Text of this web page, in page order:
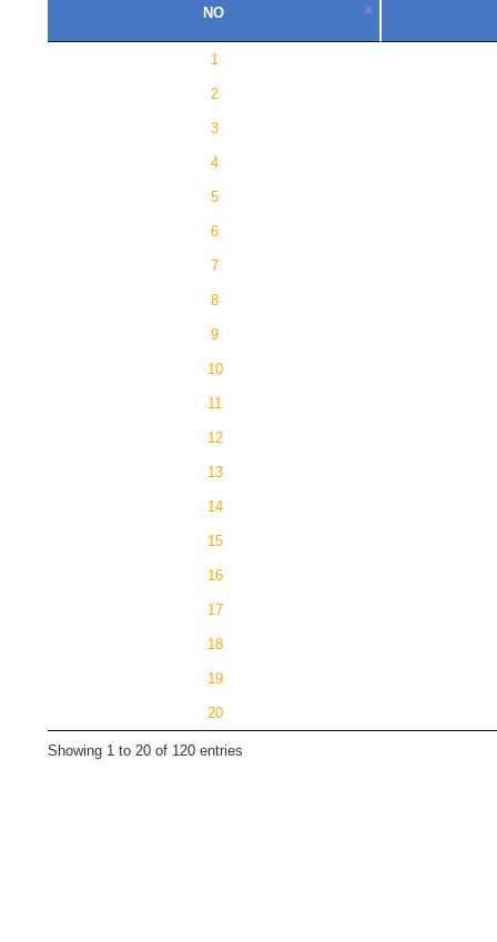
NO
1
2
3
4
5
6
7
8
9
10
11
12
13
14
15
16
17
18
19
20
Showing 1 to 20 of 120 entries